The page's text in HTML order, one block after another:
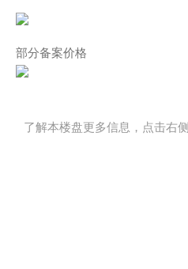
部分备案价格
了解本楼盘更多信息，点击右侧